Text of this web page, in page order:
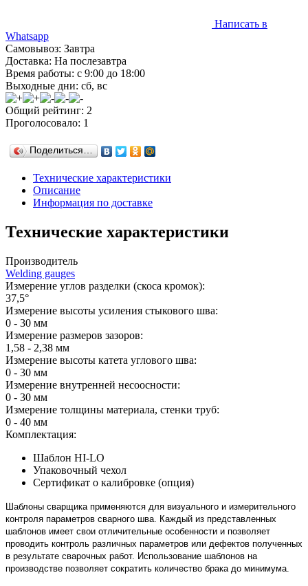
Написать в
Whatsapp
Самовывоз: Завтра
Доставка: На послезавтра
Время работы: с 9:00 до 18:00
Выходные дни: сб, вс
Общий рейтинг: 2
Проголосовало: 1
Поделиться…
Технические характеристики
Описание
Информация по доставке
Технические характеристики
Производитель
Welding gauges
Измерение углов разделки (скоса кромок):
37,5°
Измерение высоты усиления стыкового шва:
0 - 30 мм
Измерение размеров зазоров:
1,58 - 2,38 мм
Измерение высоты катета углового шва:
0 - 30 мм
Измерение внутренней несоосности:
0 - 30 мм
Измерение толщины материала, стенки труб:
0 - 40 мм
Комплектация:
Шаблон HI-LO
Упаковочный чехол
Сертификат о калибровке (опция)
Шаблоны сварщика применяются для визуального и измерительного
контроля параметров сварного шва. Каждый из представленных
шаблонов имеет свои отличительные особенности и позволяет
проводить контроль различных параметров или дефектов полученных
в результате сварочных работ. Использование шаблонов на
производстве позволяет сократить количество брака до минимума.